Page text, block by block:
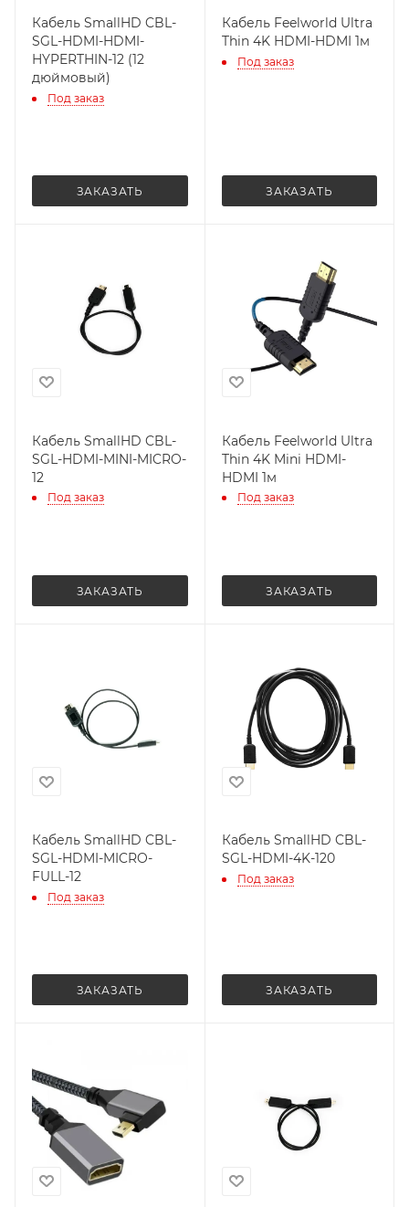
Кабель SmallHD CBL-
SGL-HDMI-HDMI-
HYPERTHIN-12 (12
дюймовый)
Под заказ
ЗАКАЗАТЬ
Кабель Feelworld Ultra
Thin 4K HDMI-HDMI 1м
Под заказ
ЗАКАЗАТЬ
Кабель SmallHD CBL-
SGL-HDMI-MINI-MICRO-
12
Под заказ
ЗАКАЗАТЬ
Кабель Feelworld Ultra
Thin 4K Mini HDMI-
HDMI 1м
Под заказ
ЗАКАЗАТЬ
Кабель SmallHD CBL-
SGL-HDMI-MICRO-
FULL-12
Под заказ
ЗАКАЗАТЬ
Кабель SmallHD CBL-
SGL-HDMI-4K-120
Под заказ
ЗАКАЗАТЬ